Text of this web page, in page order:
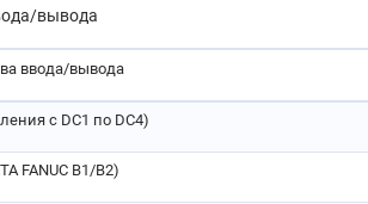
вывода
ввода/вывода
с DC1 по DC4)
FANUC B1/B2)